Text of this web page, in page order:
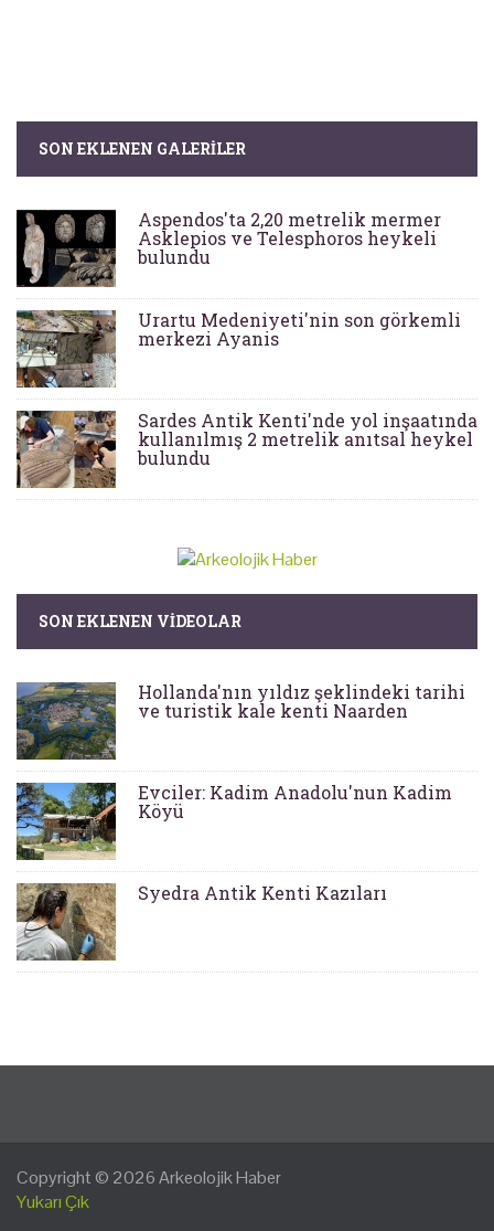
SON EKLENEN GALERILER
Aspendos'ta 2,20 metrelik mermer
Asklepios ve Telesphoros heykeli
bulundu
Urartu Medeniyeti'nin son görkemli
merkezi Ayanis
Sardes Antik Kenti'nde yol inşaatında
kullanılmış 2 metrelik anıtsal heykel
bulundu
SON EKLENEN VIDEOLAR
Hollanda'nın yıldız şeklindeki tarihi
ve turistik kale kenti Naarden
Evciler: Kadim Anadolu'nun Kadim
Köyü
Syedra Antik Kenti Kazıları
Copyright © 2026Arkeolojik Haber
Yukarı Çık